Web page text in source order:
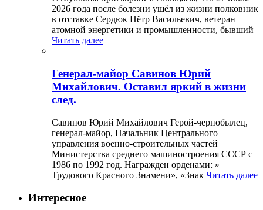
2026 года после болезни ушёл из жизни полковник
в отставке Сердюк Пётр Васильевич, ветеран
атомной энергетики и промышленности, бывший
Читать далее
Генерал-майор Савинов Юрий
Михайлович. Оставил яркий в жизни
след.
Савинов Юрий Михайлович Герой-чернобылец,
генерал-майор, Начальник Центрального
управления военно-строительных частей
Министерства среднего машиностроения СССР с
1986 по 1992 год. Награжден орденами: »
Трудового Красного Знамени», «Знак Читать далее
Интересное